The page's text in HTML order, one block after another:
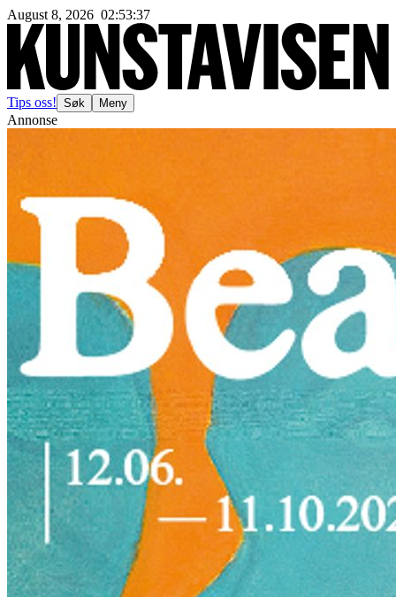
August 8, 2026 02:53:40
Tips oss! Søk Meny
Annonse